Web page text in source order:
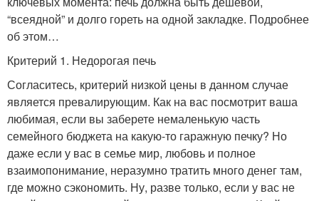
“всеядной” и долго гореть на одной закладке. Подробнее
об этом…
Критерий 1. Недорогая печь
Согласитесь, критерий низкой цены в данном случае
является превалирующим. Как на вас посмотрит ваша
любимая, если вы заберете немаленькую часть
семейного бюджета на какую-то гаражную печку? Но
даже если у вас в семье мир, любовь и полное
взаимопонимание, неразумно тратить много денег там,
где можно сэкономить. Ну, разве только, если у вас не